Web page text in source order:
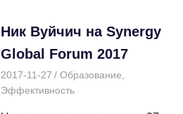
Ник Вуйчич на Synergy
Global Forum 2017
2017-11-27 Дмитрий
Образование
Эффективность